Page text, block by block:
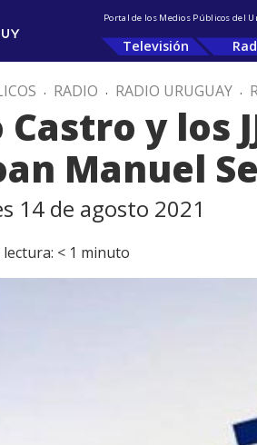
Portal de los Medios Públicos del
Televisión
. RADIO . RADIO URUGUAY .
y los
Manuel
14 de agosto 2021
< 1 minuto